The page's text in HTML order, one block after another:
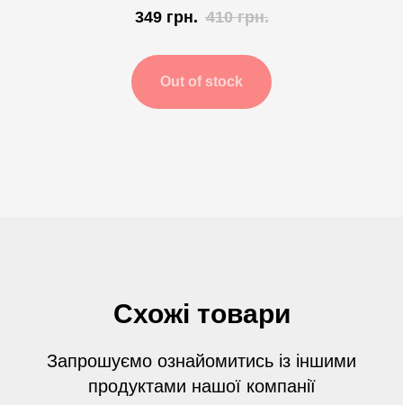
349 грн. 410 грн.
Out of stock
Схожі товари
Запрошуємо ознайомитись із іншими
продуктами нашої компанії